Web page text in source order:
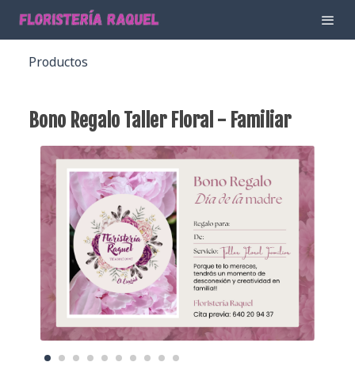
Productos
Bono Regalo Taller Floral - Familiar